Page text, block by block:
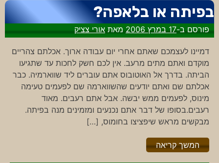
בפיתה או בלאפה?
פורסם ב-17 במרץ 2006 מאתאורי צציק
דמיינו לעצמכם שאתם אחרי יום עבודה ארוך. אכלתם צהריים
מוקדם ואתם מתים מרעב. אין לכם חשק לחכות עד שתגיעו
הביתה. בדרך אל האוטובוס אתם עוברים ליד שווארמיה. כבר
אכלתם שם ואתם יודעים שהשווארמה שם לפעמים טעימה
מינוס, לפעמים ממש יבשה. אבל אתם רעבים. מאוד
רעבים.בסופו של דבר אתם נכנעים ומזמינים מנה בפיתה.
מבקשים מראש שיפציצו בחומוס, […]
המשך קריאה"%s"